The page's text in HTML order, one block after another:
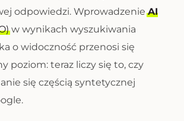
odpowiedzi. WprowadzenieAI
w wynikach wyszukiwania
o widoczność przenosi się
poziom: teraz liczy się to, czy
się częścią syntetycznej